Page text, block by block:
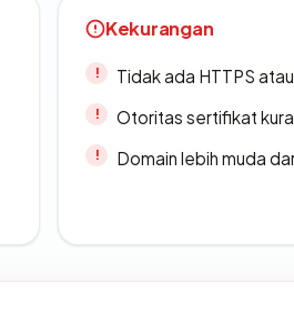
Kekurangan
Tidak ada HTTPS
Otoritas sertifikat
Domain lebih muda